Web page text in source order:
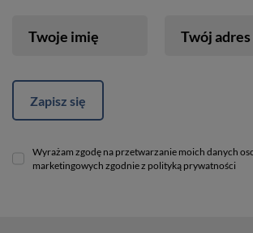
Twoje imię Twój
Zapisz się
Wyrażam zgodę na przetwarzanie moich danych
marketingowych zgodnie z polityką prywatności